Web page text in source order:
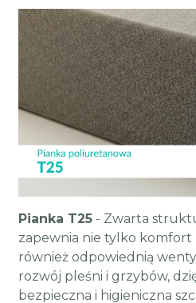
Pianka T25 - Zwarta
zapewnia nie tylko komfort
również odpowiednią
rozwój pleśni i grzybów,
bezpieczna i higieniczna